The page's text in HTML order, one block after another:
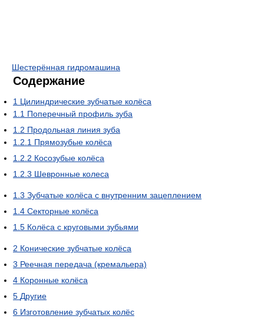
Шестерённая гидромашина
Содержание
1 Цилиндрические зубчатые колёса
1.1 Поперечный профиль зуба
1.2 Продольная линия зуба
1.2.1 Прямозубые колёса
1.2.2 Косозубые колёса
1.2.3 Шевронные колеса
1.3 Зубчатые колёса с внутренним зацеплением
1.4 Секторные колёса
1.5 Колёса с круговыми зубьями
2 Конические зубчатые колёса
3 Реечная передача (кремальера)
4 Коронные колёса
5 Другие
6 Изготовление зубчатых колёс